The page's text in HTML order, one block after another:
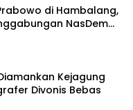
di Hambalang,
NasDem
Kejagung
Divonis Bebas